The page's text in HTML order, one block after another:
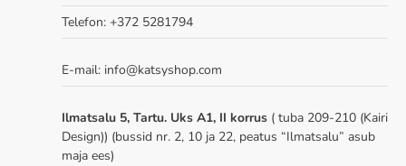
Telefon: +372 5281794
E-mail: info@katsyshop.com
Ilmatsalu 5, Tartu. Uks A1, II korrus ( tuba 209-210 (Kairi
Design)) (bussid nr. 2, 10 ja 22, peatus “Ilmatsalu” asub
maja ees)